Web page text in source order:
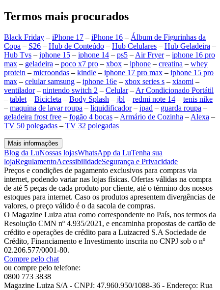
Termos mais procurados
Black Friday – iPhone 17 – iPhone 16 – Álbum de Figurinhas da
Copa – S26 – Hub de Conteúdo – Hub Celulares – Hub Geladeira –
Hub Tvs – iphone 15 – iphone 14 – ps5 – Air Fryer– iphone 16 pro
max – geladeira – poco x7 pro – xbox – iphone – creatina – whey
protein – microondas – kindle – iphone 17 pro max – iphone 15 pro
max – celular samsung – iphone 16e – xbox series s – xiaomi –
ventilador– nintendo switch 2 – Celular– Ar Condicionado Portátil
– tablet – Bicicleta – Body Splash – jbl – redmi note 14 – tenis nike
– maquina de lavar roupa – liquidificador– ipad – guarda roupa –
geladeira frost free – fogão 4 bocas – Armário de Cozinha – Alexa –
TV 50 polegadas – TV 32 polegadas
Mais informações
Blog da LuNossas lojasWhatsApp da LuTenha sua
lojaRegulamentoAcessibilidadeSegurança e Privacidade
Preços e condições de pagamento exclusivos para compras via
internet, podendo variar nas lojas físicas. Ofertas válidas na compra
de até 5 peças de cada produto por cliente, até o término dos nossos
estoques para internet. Caso os produtos apresentem divergências de
valores, o preço válido é o da sacola de compras.
O Magazine Luiza atua como correspondente no País, nos termos da
Resolução CMN nº 4.935/2021, e encaminha propostas de cartão de
crédito e operações de crédito para a Luizacred S.A Sociedade de
Crédito, Financiamento e Investimento inscrita no CNPJ sob o nº
02.206.577/0001-80.
Compre pelo chat
ou compre pelo telefone:
0800 773 3838
Magazine Luiza S/A - CNPJ: 47.960.950/1088-36 - Endereço: Rua